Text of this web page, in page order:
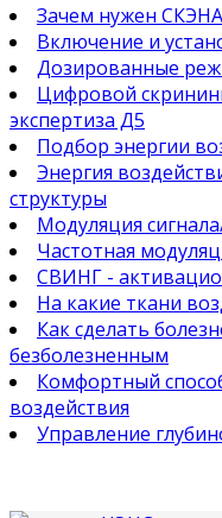
Зачем нужен
Включение и
Дозированные
Цифровой
экспертиза Д5
Подбор энергии
Энергия
структуры
Модуляция
Частотная
СВИНГ -
На какие ткани
Как сделать
безболезненным
Комфортный
воздействия
Управление